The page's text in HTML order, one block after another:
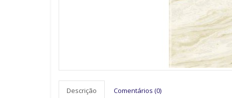
Descrição Comentários (0)